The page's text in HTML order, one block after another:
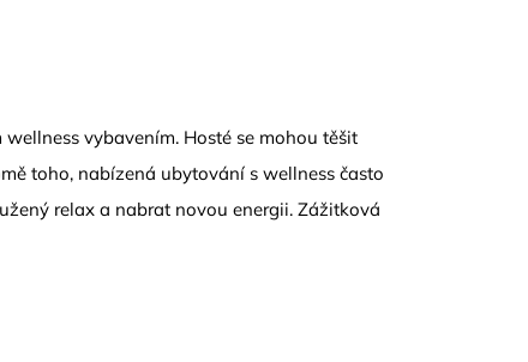
vybavením. Hosté se mohou těšit
toho, nabízená ubytování s wellness často
relax a nabrat novou energii. Zážitková